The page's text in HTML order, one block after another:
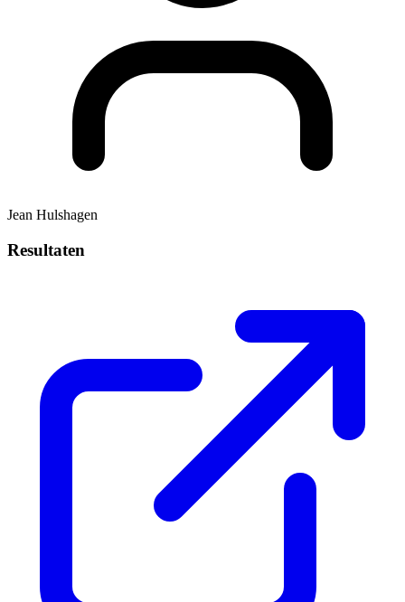
Jean Hulshagen
Resultaten